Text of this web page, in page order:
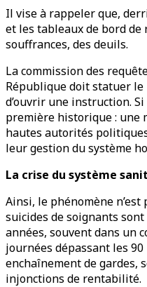
Il vise à rappeler que,
et les tableaux de bord
souffrances, des deuils.
La commission des
République doit statuer
d’ouvrir une instruction.
première historique : une
hautes autorités
leur gestion du système
La crise du système
Ainsi, le phénomène n’est
suicides de soignants
années, souvent dans un
journées dépassant les
enchaînement de gardes,
injonctions de rentabilité.